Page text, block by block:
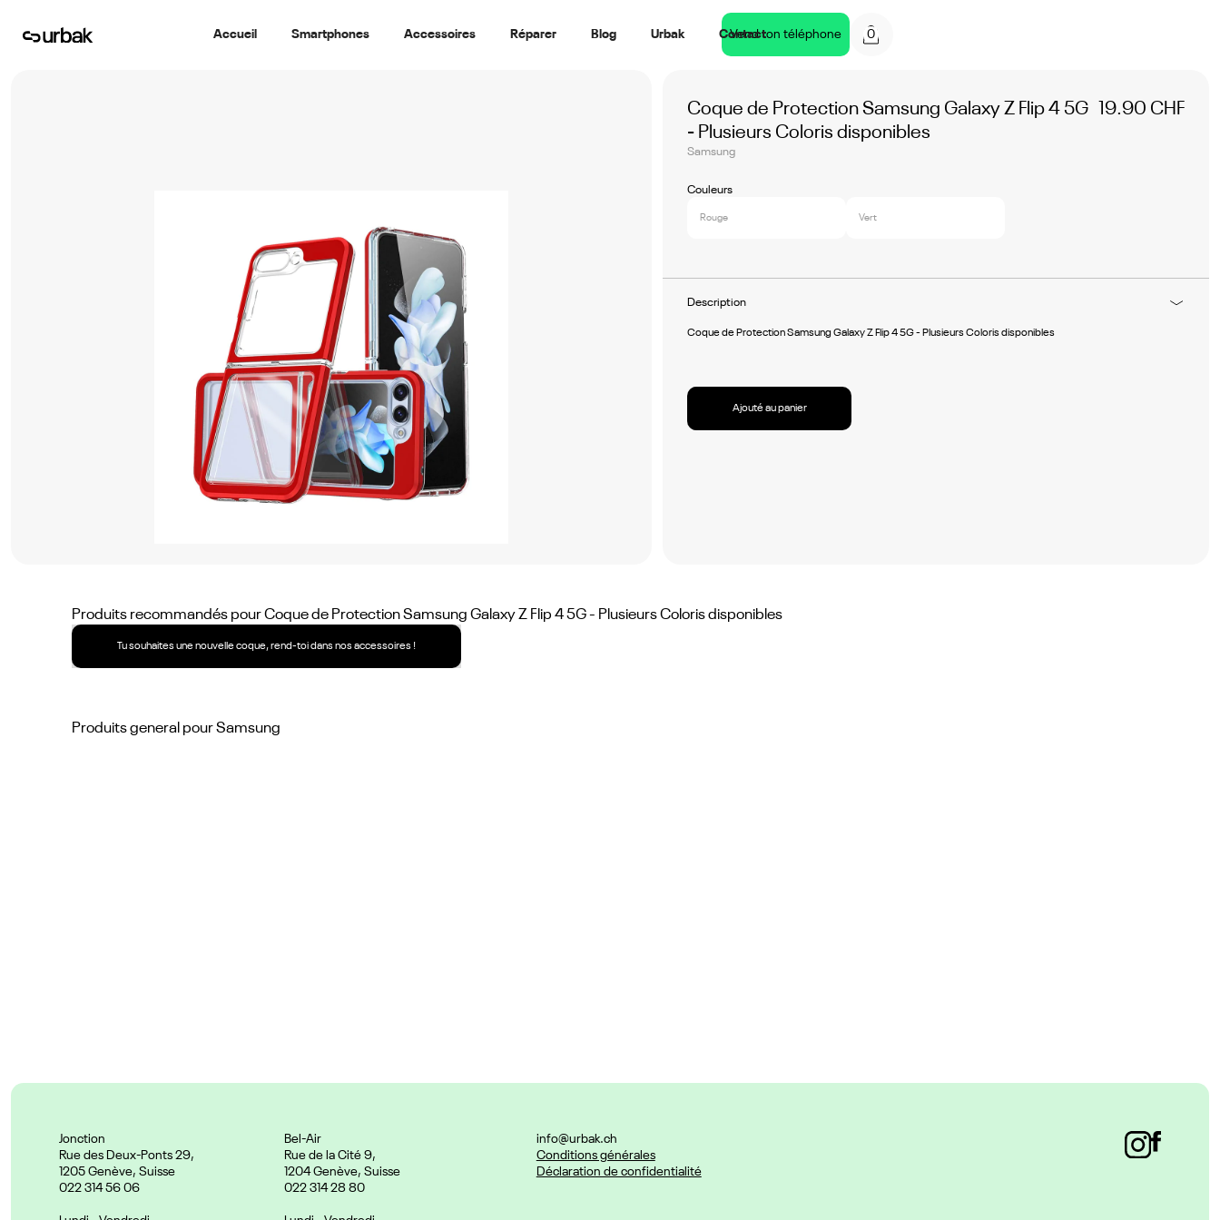
Accueil Smartphones Accessoires Réparer Blog Urbak Contact
Vend ton téléphone 0
Coque de Protection Samsung Galaxy Z Flip 4 5G
- Plusieurs Coloris disponibles
Samsung
19.90 CHF
Couleurs
Rouge Vert
Description
Coque de Protection Samsung Galaxy Z Flip 4 5G - Plusieurs Coloris disponibles
Ajouté au panier
Produits recommandés pourCoque de Protection Samsung Galaxy Z Flip 4 5G - Plusieurs Coloris disponibles
Tu souhaites une nouvelle coque, rend-toi dans nos accessoires !
Produits general pourSamsung
Jonction
Rue des Deux-Ponts 29,
1205 Genève, Suisse
022 314 56 06
Bel-Air
Rue de la Cité 9,
1204 Genève, Suisse
022 314 28 80
info@urbak.ch
Conditions générales
Déclaration de confidentialité